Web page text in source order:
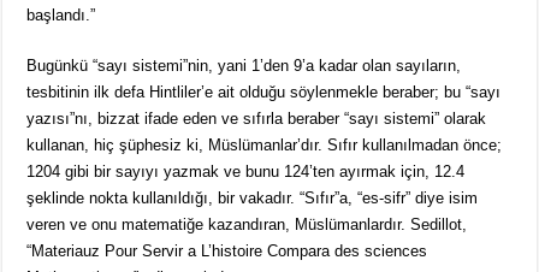
başlandı.”
Bugünkü “sayı sistemi”nin, yani 1’den 9’a kadar olan sayıların,
tesbitinin ilk defa Hintliler’e ait olduğu söylenmekle beraber; bu “sayı
yazısı”nı, bizzat ifade eden ve sıfırla beraber “sayı sistemi” olarak
kullanan, hiç şüphesiz ki, Müslümanlar’dır. Sıfır kullanılmadan önce;
1204 gibi bir sayıyı yazmak ve bunu 124’ten ayırmak için, 12.4
şeklinde nokta kullanıldığı, bir vakadır. “Sıfır”a, “es-sifr” diye isim
veren ve onu matematiğe kazandıran, Müslümanlardır. Sedillot,
“Materiauz Pour Servir a L’histoire Compara des sciences